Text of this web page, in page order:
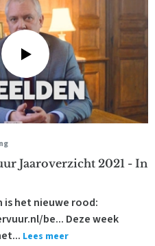
Jaaroverzicht 2021 - In
is het nieuwe rood:
be... Deze week
Lees meer